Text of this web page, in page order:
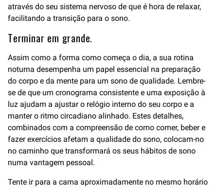
através do seu sistema nervoso de que é hora de relaxar,
facilitando a transição para o sono.
Terminar em grande.
Assim como a forma como começa o dia, a sua rotina
noturna desempenha um papel essencial na preparação
do corpo e da mente para um sono de qualidade. Lembre-
se de que um cronograma consistente e uma exposição à
luz ajudam a ajustar o relógio interno do seu corpo e a
manter o ritmo circadiano alinhado. Estes detalhes,
combinados com a compreensão de como comer, beber e
fazer exercícios afetam a qualidade do sono, colocam-no
no caminho que transformará os seus hábitos de sono
numa vantagem pessoal.
Tente ir para a cama aproximadamente no mesmo horário